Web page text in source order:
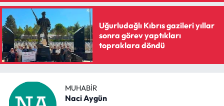
Uğurludağlı Kıbrıs gazileri yıllar
sonra görev yaptıkları
topraklara döndü
MUHABIR
Naci Aygün